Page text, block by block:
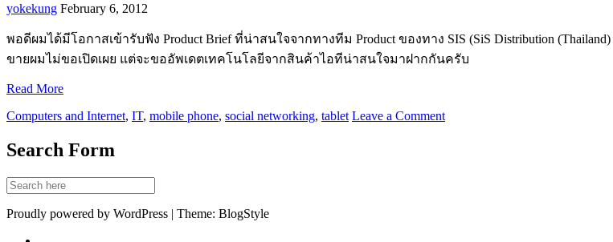
yokekung February 6, 2012
พอดีผมได้มีโอกาสเข้ารับฟัง Product Brief ที่น่าสนใจจากทางทีม Product ของทาง SIS (SiS Distribution
ขายผมไม่ขอเปิดเผย แต่จะขออัพเดตเทคโนโลยีจากสินค้าไอทีน่าสนใจมาฝากกันครับ
Read More
Computers and Internet, IT, mobile phone, social networking, tablet Leave a Comment
Search Form
Proudly powered by WordPress | Theme: BlogStyle